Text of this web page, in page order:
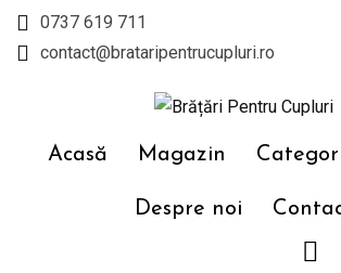
Skip
0737 619 711
contact@brataripentrucupluri.ro
Acasă Magazin
Despre noi